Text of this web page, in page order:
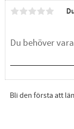
Bli den första att